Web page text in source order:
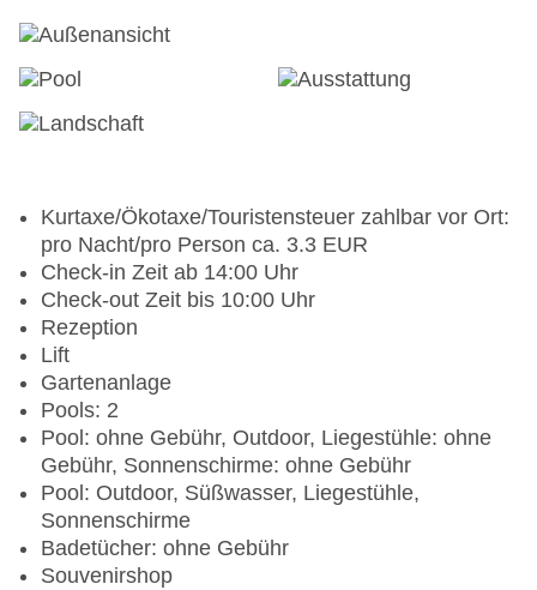
Kurtaxe/Ökotaxe/Touristensteuer zahlbar vor Ort:
pro Nacht/pro Person ca. 3.3 EUR
Check-in Zeit ab 14:00 Uhr
Check-out Zeit bis 10:00 Uhr
Rezeption
Lift
Gartenanlage
Pools: 2
Pool: ohne Gebühr, Outdoor, Liegestühle: ohne
Gebühr, Sonnenschirme: ohne Gebühr
Pool: Outdoor, Süßwasser, Liegestühle,
Sonnenschirme
Badetücher: ohne Gebühr
Souvenirshop